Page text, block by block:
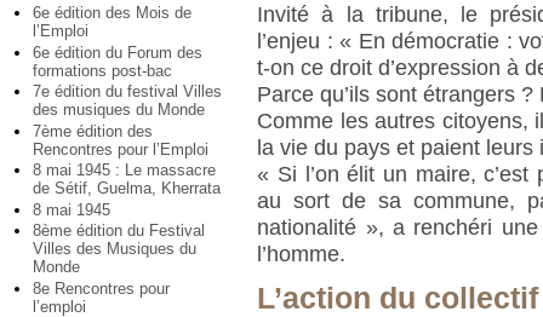
6e édition des Mois de
l’Emploi
6e édition du Forum des
formations post-bac
7e édition du festival Villes
des musiques du Monde
7ème édition des
Rencontres pour l’Emploi
8 mai 1945 : Le massacre
de Sétif, Guelma, Kherrata
8 mai 1945
8ème édition du Festival
Villes des Musiques du
Monde
8e Rencontres pour
l’emploi
Invité à la tribune, le
l’enjeu : « En démocratie :
t-on ce droit d’expression à
Parce qu’ils sont étrangers
Comme les autres citoyens,
la vie du pays et paient leurs
« Si l’on élit un maire, c’est
au sort de sa commune,
nationalité », a renchéri
l’homme.
L’action du